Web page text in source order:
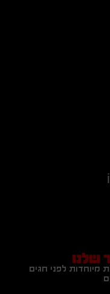
שלנו
מיוחדות לפני חגים